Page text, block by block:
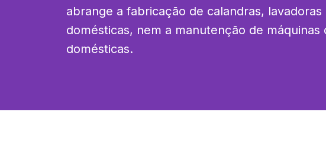
abrange a fabricação de calandras, lavadoras
domésticas, nem a manutenção de máquinas
domésticas.